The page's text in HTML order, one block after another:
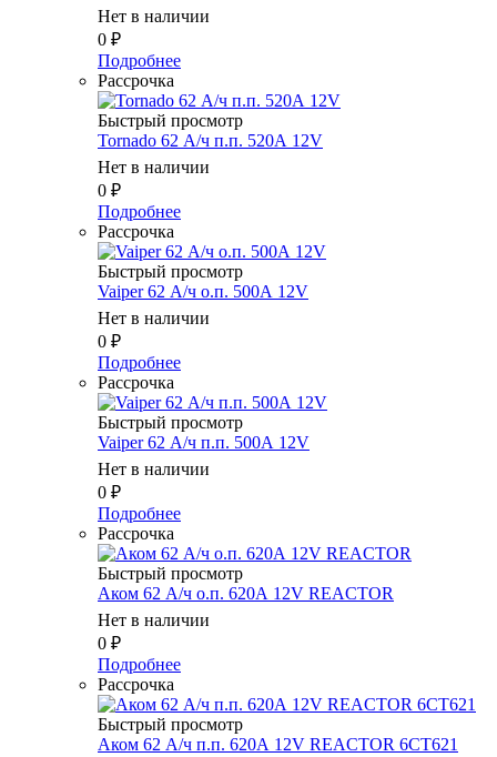
Нет в наличии
0 ₽
Подробнее
Рассрочка
Быстрый просмотр
Tornado 62 А/ч п.п. 520А 12V
Нет в наличии
0 ₽
Подробнее
Рассрочка
Быстрый просмотр
Vaiper 62 А/ч о.п. 500А 12V
Нет в наличии
0 ₽
Подробнее
Рассрочка
Быстрый просмотр
Vaiper 62 А/ч п.п. 500А 12V
Нет в наличии
0 ₽
Подробнее
Рассрочка
Быстрый просмотр
Аком 62 А/ч о.п. 620А 12V REACTOR
Нет в наличии
0 ₽
Подробнее
Рассрочка
Быстрый просмотр
Аком 62 А/ч п.п. 620А 12V REACTOR 6CT621